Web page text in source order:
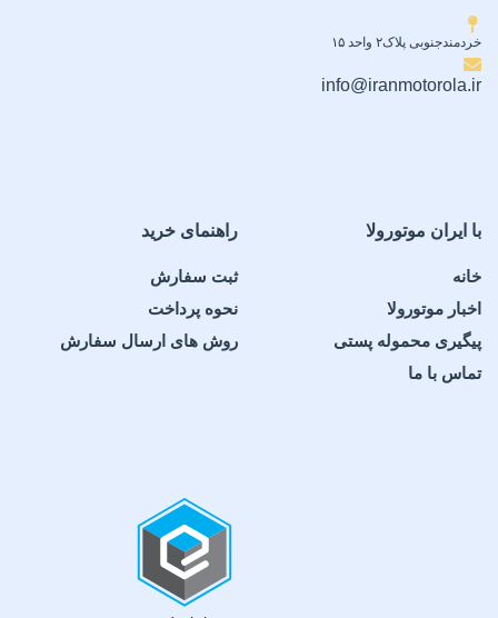
خردمندجنوبی پلاک۲ واحد ۱۵
info@iranmotorola.ir
با ایران موتورولا
خانه
اخبار موتورولا
پیگیری محموله پستی
تماس با ما
راهنمای خرید
ثبت سفارش
نحوه پرداخت
روش های ارسال سفارش